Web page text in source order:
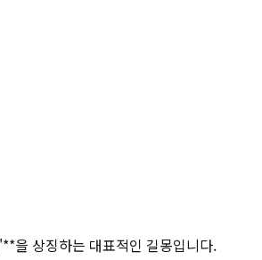
을 상징하는 대표적인 길몽입니다.